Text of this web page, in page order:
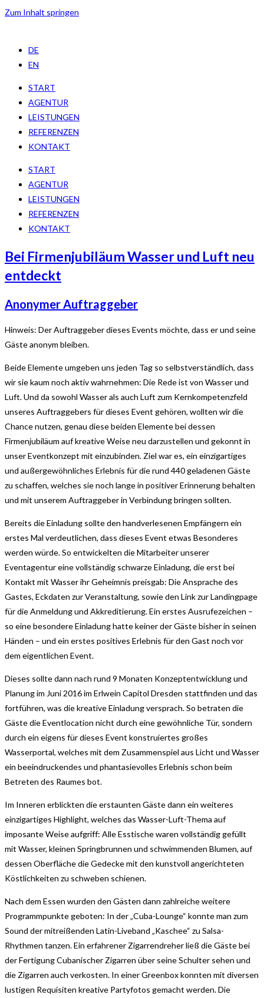
Zum Inhalt springen
DE
EN
START
AGENTUR
LEISTUNGEN
REFERENZEN
KONTAKT
START
AGENTUR
LEISTUNGEN
REFERENZEN
KONTAKT
Bei Firmenjubiläum Wasser und Luft neu
entdeckt
Anonymer Auftraggeber
Hinweis: Der Auftraggeber dieses Events möchte, dass er und seine
Gäste anonym bleiben.
Beide Elemente umgeben uns jeden Tag so selbstverständlich, dass
wir sie kaum noch aktiv wahrnehmen: Die Rede ist von Wasser und
Luft. Und da sowohl Wasser als auch Luft zum Kernkompetenzfeld
unseres Auftraggebers für dieses Event gehören, wollten wir die
Chance nutzen, genau diese beiden Elemente bei dessen
Firmenjubiläum auf kreative Weise neu darzustellen und gekonnt in
unser Eventkonzept mit einzubinden. Ziel war es, ein einzigartiges
und außergewöhnliches Erlebnis für die rund 440 geladenen Gäste
zu schaffen, welches sie noch lange in positiver Erinnerung behalten
und mit unserem Auftraggeber in Verbindung bringen sollten.
Bereits die Einladung sollte den handverlesenen Empfängern ein
erstes Mal verdeutlichen, dass dieses Event etwas Besonderes
werden würde. So entwickelten die Mitarbeiter unserer
Eventagentur eine vollständig schwarze Einladung, die erst bei
Kontakt mit Wasser ihr Geheimnis preisgab: Die Ansprache des
Gastes, Eckdaten zur Veranstaltung, sowie den Link zur Landingpage
für die Anmeldung und Akkreditierung. Ein erstes Ausrufezeichen –
so eine besondere Einladung hatte keiner der Gäste bisher in seinen
Händen – und ein erstes positives Erlebnis für den Gast noch vor
dem eigentlichen Event.
Dieses sollte dann nach rund 9 Monaten Konzeptentwicklung und
Planung im Juni 2016 im Erlwein Capitol Dresden stattfinden und das
fortführen, was die kreative Einladung versprach. So betraten die
Gäste die Eventlocation nicht durch eine gewöhnliche Tür, sondern
durch ein eigens für dieses Event konstruiertes großes
Wasserportal, welches mit dem Zusammenspiel aus Licht und Wasser
ein beeindruckendes und phantasievolles Erlebnis schon beim
Betreten des Raumes bot.
Im Inneren erblickten die erstaunten Gäste dann ein weiteres
einzigartiges Highlight, welches das Wasser-Luft-Thema auf
imposante Weise aufgriff: Alle Esstische waren vollständig gefüllt
mit Wasser, kleinen Springbrunnen und schwimmenden Blumen, auf
dessen Oberfläche die Gedecke mit den kunstvoll angerichteten
Köstlichkeiten zu schweben schienen.
Nach dem Essen wurden den Gästen dann zahlreiche weitere
Programmpunkte geboten: In der „Cuba-Lounge“ konnte man zum
Sound der mitreißenden Latin-Liveband „Kaschee“ zu Salsa-
Rhythmen tanzen. Ein erfahrener Zigarrendreher ließ die Gäste bei
der Fertigung Cubanischer Zigarren über seine Schulter sehen und
die Zigarren auch verkosten. In einer Greenbox konnten mit diversen
lustigen Requisiten kreative Partyfotos gemacht werden. Die